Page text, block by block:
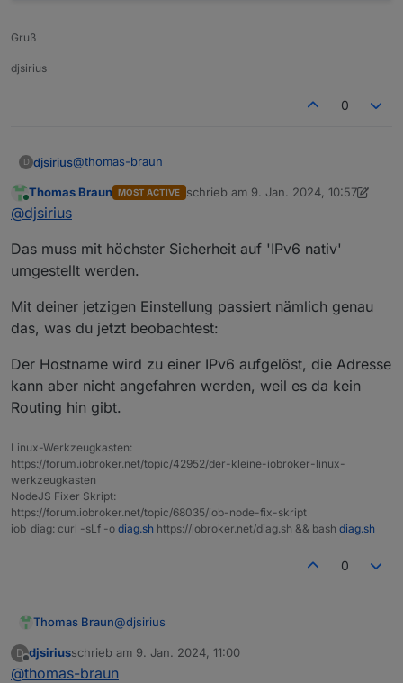
Gruß
djsirius
0
D djsirius@thomas-braun
Ich habe einen Anschluß von NetCologne 100 Mbit
Online
Thomas Braun MOST ACTIVE schrieb am 9. Jan. 2024, 10:57
zuletzt editiert von Thomas Braun
@djsirius
Das muss mit höchster Sicherheit auf 'IPv6 nativ'
umgestellt werden.
Mit deiner jetzigen Einstellung passiert nämlich genau
das, was du jetzt beobachtest:
Der Hostname wird zu einer IPv6 aufgelöst, die Adresse
kann aber nicht angefahren werden, weil es da kein
Routing hin gibt.
Linux-Werkzeugkasten:
https://forum.iobroker.net/topic/42952/der-kleine-iobroker-linux-
werkzeugkasten
NodeJS Fixer Skript:
https://forum.iobroker.net/topic/68035/iob-node-fix-skript
iob_diag: curl -sLf -o diag.sh https://iobroker.net/diag.sh && bash diag.sh
0
Thomas Braun@djsirius
Das muss mit höchster Sicherheit auf 'IPv6
nativ' umgestellt werden.
D
Offline
djsiriusschrieb am 9. Jan. 2024, 11:00
zuletzt editiert von
@thomas-braun